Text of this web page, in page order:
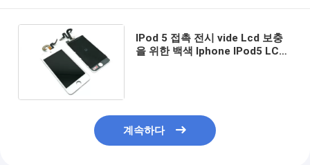
IPod 5 접촉 전시 vide Lcd 보충
을 위한 백색 Iphone IPod5 LCD
계속하다